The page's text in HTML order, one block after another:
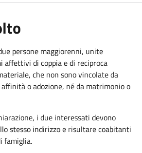
persone maggiorenni, unite
affettivi di coppia e di reciproca
che non sono vincolate da
o adozione, né da matrimonio o
i due interessati devono
stesso indirizzo e risultare coabitanti
famiglia.